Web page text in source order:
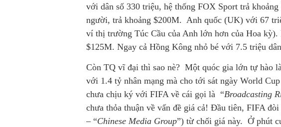
với dân số 330 triệu, hệ thống FOX Sport trả
người, trả khoảng $200M. Anh quốc (UK) với 67
ví thị trường Túc Cầu của Anh lớn hơn của Hoa kỳ).
$125M. Ngay cả Hồng Kông nhỏ bé với 7.5 triệu
Còn TQ vĩ đại thì sao nè? Một quóc gia lớn tự hào
với 1.4 tỷ nhân mạng mà cho tới sát ngày World
chưa chịu ký với FIFA về cái gọi là “Broadcasting
chưa thỏa thuận về vấn đề giá cả! Đầu tiên, FIFA
– “Chinese Media Group”) từ chối giá này. Ở phút